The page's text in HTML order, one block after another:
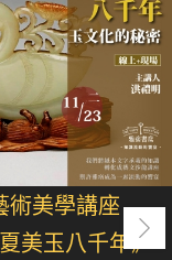
術美學講座
夏美玉八千年》